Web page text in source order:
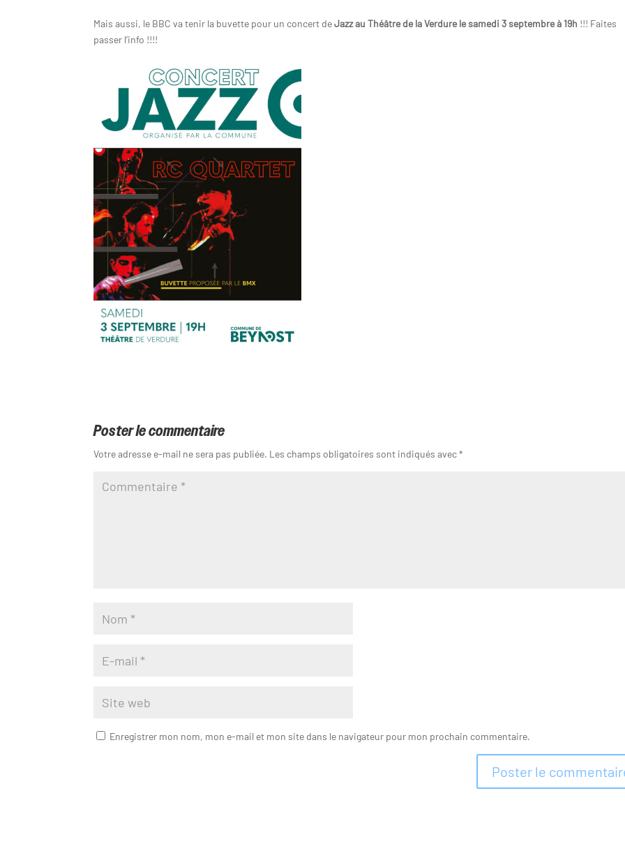
Mais aussi, le BBC va tenir la buvette pour un concert deJazz au Théâtre de la Verdure le samedi 3 septembre à 19h !!! Faites
passer l’info !!!!
Poster le commentaire
Votre adresse e-mail ne sera pas publiée. Les champs obligatoires sont indiqués avec*
Enregistrer mon nom, mon e-mail et mon site dans le navigateur pour mon prochain commentaire.